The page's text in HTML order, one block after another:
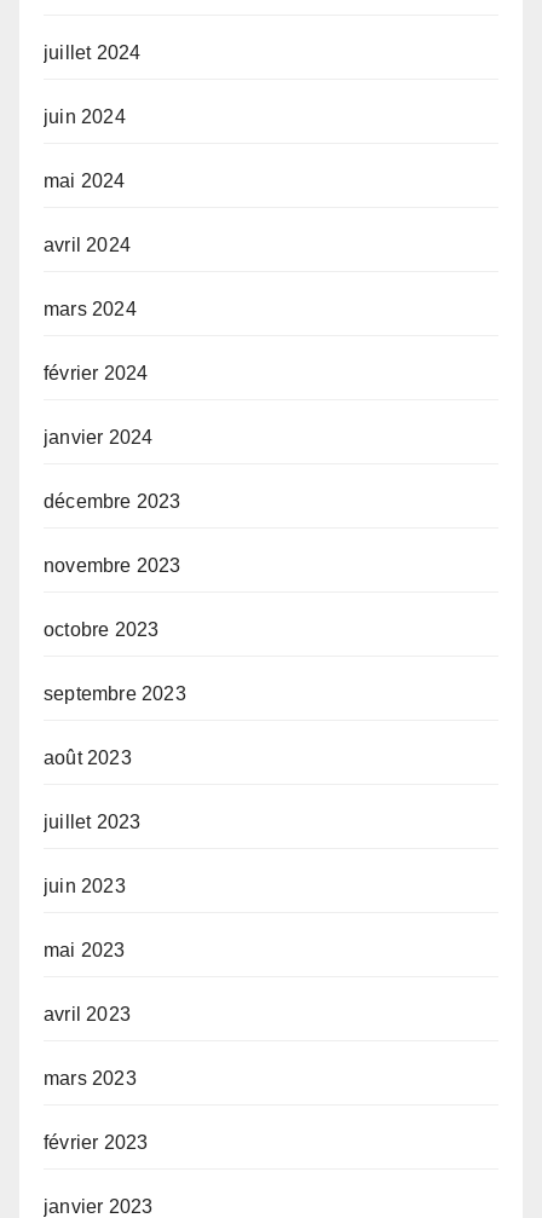
juillet 2024
juin 2024
mai 2024
avril 2024
mars 2024
février 2024
janvier 2024
décembre 2023
novembre 2023
octobre 2023
septembre 2023
août 2023
juillet 2023
juin 2023
mai 2023
avril 2023
mars 2023
février 2023
janvier 2023